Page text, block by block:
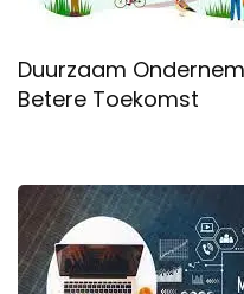
Duurzaam
Betere Toekomst